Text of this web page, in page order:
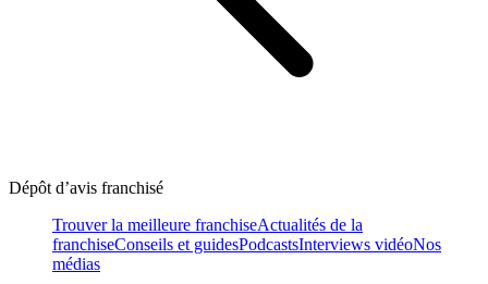
Dépôt d’avis franchisé
Trouver la meilleure franchiseActualités de la
franchiseConseils et guidesPodcastsInterviews vidéoNos
médias